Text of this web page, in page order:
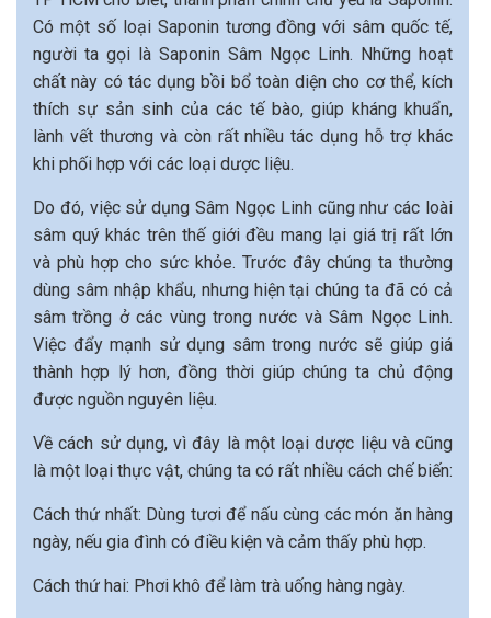
Có một số loại Saponin tương đồng với sâm quốc tế,
người ta gọi là Saponin Sâm Ngọc Linh. Những hoạt
chất này có tác dụng bồi bổ toàn diện cho cơ thể, kích
thích sự sản sinh của các tế bào, giúp kháng khuẩn,
lành vết thương và còn rất nhiều tác dụng hỗ trợ khác
khi phối hợp với các loại dược liệu.
Do đó, việc sử dụng Sâm Ngọc Linh cũng như các loài
sâm quý khác trên thế giới đều mang lại giá trị rất lớn
và phù hợp cho sức khỏe. Trước đây chúng ta thường
dùng sâm nhập khẩu, nhưng hiện tại chúng ta đã có cả
sâm trồng ở các vùng trong nước và Sâm Ngọc Linh.
Việc đẩy mạnh sử dụng sâm trong nước sẽ giúp giá
thành hợp lý hơn, đồng thời giúp chúng ta chủ động
được nguồn nguyên liệu.
Về cách sử dụng, vì đây là một loại dược liệu và cũng
là một loại thực vật, chúng ta có rất nhiều cách chế biến:
Cách thứ nhất: Dùng tươi để nấu cùng các món ăn hàng
ngày, nếu gia đình có điều kiện và cảm thấy phù hợp.
Cách thứ hai: Phơi khô để làm trà uống hàng ngày.